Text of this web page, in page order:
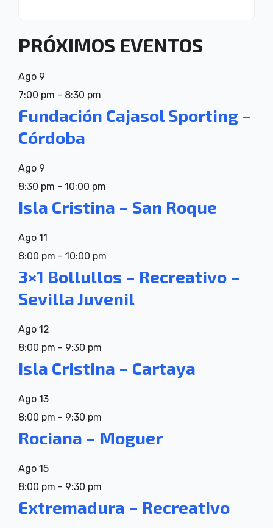
PRÓXIMOS EVENTOS
Ago 9
7:00 pm - 8:30 pm
Fundación Cajasol Sporting –
Córdoba
Ago 9
8:30 pm - 10:00 pm
Isla Cristina – San Roque
Ago 11
8:00 pm - 10:00 pm
3×1 Bollullos – Recreativo –
Sevilla Juvenil
Ago 12
8:00 pm - 9:30 pm
Isla Cristina – Cartaya
Ago 13
8:00 pm - 9:30 pm
Rociana – Moguer
Ago 15
8:00 pm - 9:30 pm
Extremadura – Recreativo